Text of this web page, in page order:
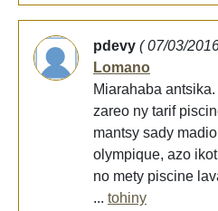
pdevy ( 07/03/
Lomano
Miarahaba
zareo ny tarif
mantsy sady
olympique, azo
no mety piscine
... tohiny